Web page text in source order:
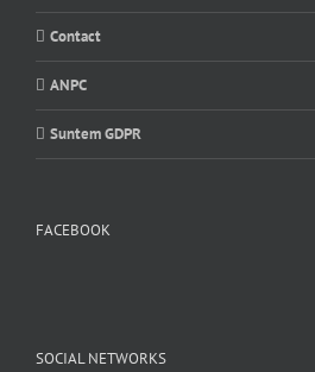
Contact
ANPC
Suntem GDPR
FACEBOOK
SOCIAL NETWORKS